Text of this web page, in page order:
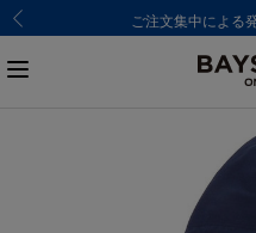
ご注文集中による